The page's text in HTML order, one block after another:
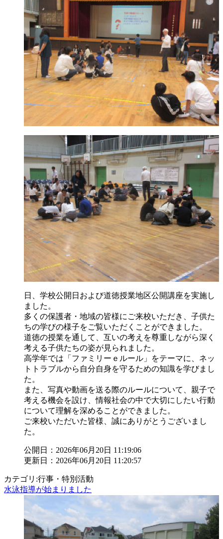
日、学校公開日および道徳授業地区公開講座を実施し
ました。
多くの保護者・地域の皆様にご来校いただき、子供た
ちの学びの様子をご覧いただくことができました。
道徳の授業を通して、互いの考えを尊重しながら深く
考える子供たちの姿が見られました。
高学年では「ファミリーｅルール」をテーマに、ネッ
トトラブルから自分自身を守るための知識を学びまし
た。
また、写真や動画を送る際のルールについて、親子で
考える機会を設け、情報社会の中で大切にしたい行動
について理解を深めることができました。
ご来校いただいた皆様、誠にありがとうございまし
た。
公開日：2026年06月20日 11:19:06
更新日：2026年06月20日 11:20:57
カテゴリ:行事・特別活動
水泳指導が始まりました